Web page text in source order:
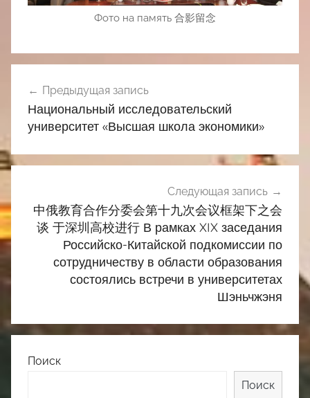
Фото на память 合影留念
по
записям
Предыдущая запись
Национальный исследовательский
университет «Высшая школа экономики»
Следующая запись
中俄教育合作分委会第十九次会议框架下之会
谈 于深圳高校进行 В рамках XIX заседания
Российско-Китайской подкомиссии по
сотрудничеству в области образования
состоялись встречи в университетах
Шэньчжэня
Поиск
Поиск